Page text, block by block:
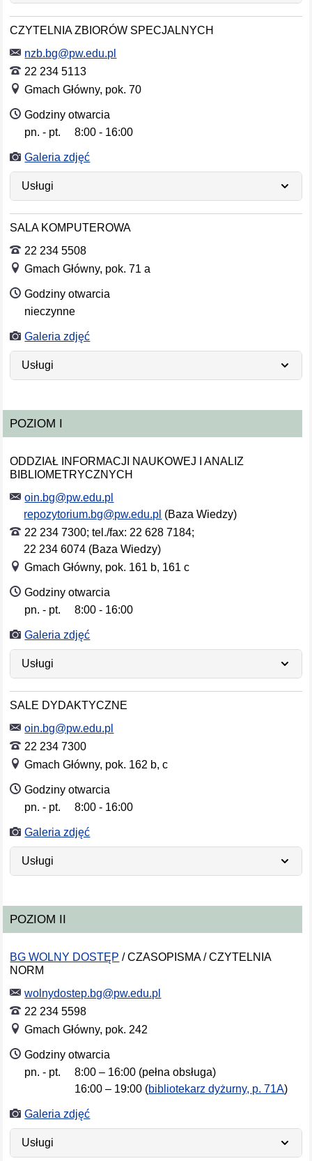
CZYTELNIA ZBIORÓW SPECJALNYCH
nzb.bg@pw.edu.pl
22 234 5113
Gmach Główny, pok. 70
Godziny otwarcia
Dni tygodnia
Godziny otwarcia
pn. - pt. 8:00 - 16:00
Galeria zdjęć
Usługi
SALA KOMPUTEROWA
22 234 5508
Gmach Główny, pok. 71 a
Godziny otwarcia
Dni tygodnia
nieczynne
Galeria zdjęć
Usługi
POZIOM I
ODDZIAŁ INFORMACJI NAUKOWEJ I ANALIZ
BIBLIOMETRYCZNYCH
oin.bg@pw.edu.pl
repozytorium.bg@pw.edu.pl (Baza Wiedzy)
22 234 7300; tel./fax: 22 628 7184;
22 234 6074 (Baza Wiedzy)
Gmach Główny, pok. 161 b, 161 c
Godziny otwarcia
Dni tygodnia
Godziny otwarcia
pn. - pt. 8:00 - 16:00
Galeria zdjęć
Usługi
SALE DYDAKTYCZNE
oin.bg@pw.edu.pl
22 234 7300
Gmach Główny, pok. 162 b, c
Godziny otwarcia
Dni tygodnia
Godziny otwarcia
pn. - pt. 8:00 - 16:00
Galeria zdjęć
Usługi
POZIOM II
BG WOLNY DOSTĘP / CZASOPISMA / CZYTELNIA
NORM
wolnydostep.bg@pw.edu.pl
22 234 5598
Gmach Główny, pok. 242
Godziny otwarcia
Dni tygodnia
Godziny otwarcia
pn. - pt.
8:00 – 16:00 (pełna obsługa)
16:00 – 19:00 (bibliotekarz dyżurny, p. 71A)
Galeria zdjęć
Usługi